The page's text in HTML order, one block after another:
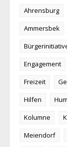
Ahrensburg
Ammersbek
Engagement
Freizeit
Hilfen
Kolumne
Meiendorf